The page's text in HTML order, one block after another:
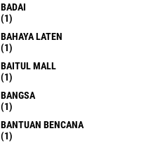
BADAI
(1)
BAHAYA LATEN
(1)
BAITUL MALL
(1)
BANGSA
(1)
BANTUAN BENCANA
(1)